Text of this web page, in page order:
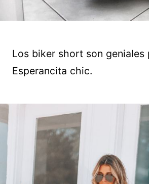
Los biker short son geniales
Esperancita chic.